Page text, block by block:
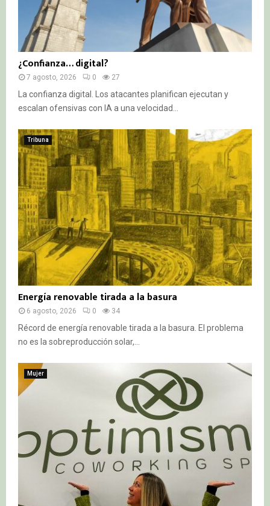
¿Confianza… digital?
7 agosto, 2026 0 27
La confianza digital. Los atacantes planifican ejecutan y
escalan ofensivas con IA a una velocidad...
Tribuna
Energía renovable tirada a la basura
6 agosto, 2026 0 34
Récord de energía renovable tirada a la basura. El problema
no es la sobreproducción solar,...
Mujer